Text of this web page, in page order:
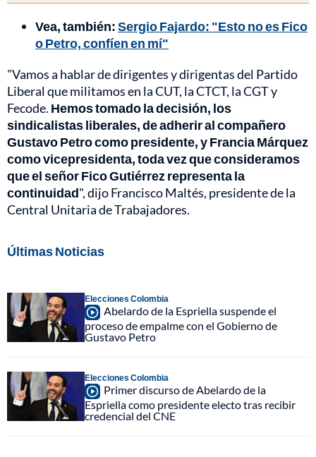
Vea, también:Sergio Fajardo: "Esto no es Fico
o Petro, confíen en mí"
"Vamos a hablar de dirigentes y dirigentas del Partido
Liberal que militamos en la CUT, la CTCT, la CGT y
Fecode. Hemos tomado la decisión, los
sindicalistas liberales, de adherir al compañero
Gustavo Petro como presidente, y Francia Márquez
como vicepresidenta, toda vez que consideramos
que el señor Fico Gutiérrez representa la
continuidad", dijo Francisco Maltés, presidente de la
Central Unitaria de Trabajadores.
Últimas Noticias
Elecciones Colombia
Abelardo de la Espriella suspende el
proceso de empalme con el Gobierno de
Gustavo Petro
Elecciones Colombia
Primer discurso de Abelardo de la
Espriella como presidente electo tras recibir
credencial del CNE